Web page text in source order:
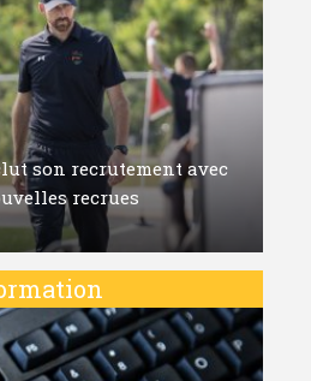
son recrutement avec
recrues